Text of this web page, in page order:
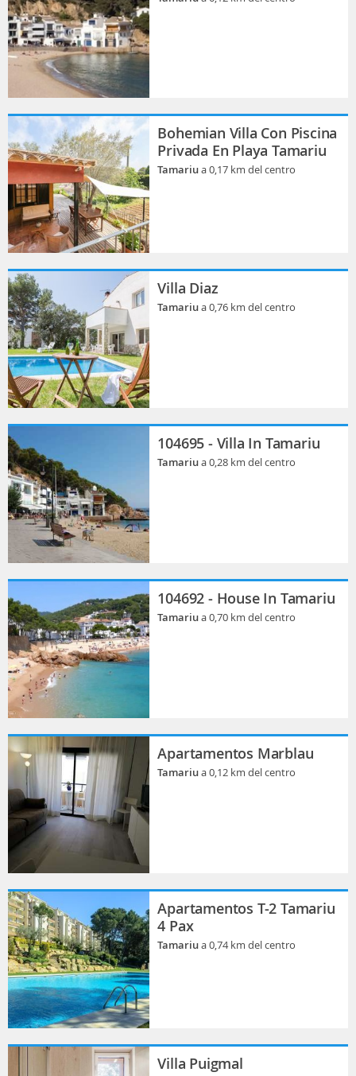
Bohemian Villa Con Piscina
Privada En Playa Tamariu
Tamariua 0,17 km del centro
Villa Diaz
Tamariua 0,76 km del centro
104695 - Villa In Tamariu
Tamariua 0,28 km del centro
104692 - House In Tamariu
Tamariua 0,70 km del centro
Apartamentos Marblau
Tamariua 0,12 km del centro
Apartamentos T-2 Tamariu
4 Pax
Tamariua 0,74 km del centro
Villa Puigmal